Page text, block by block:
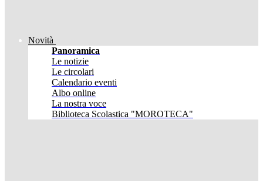
Novità
Panoramica
Le notizie
Le circolari
Calendario eventi
Albo online
La nostra voce
Biblioteca Scolastica "MOROTECA"